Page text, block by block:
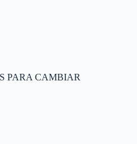
PARA CAMBIAR